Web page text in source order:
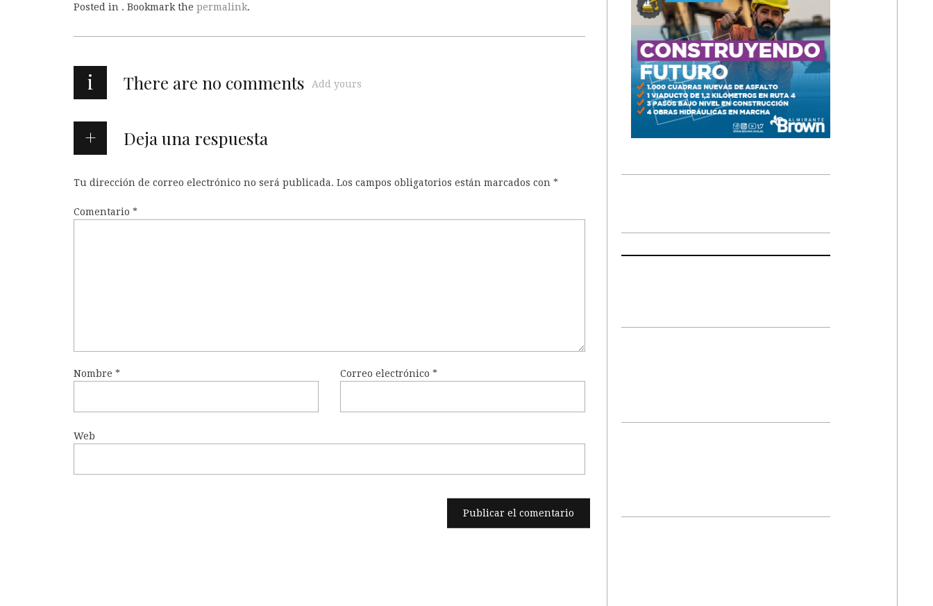
Posted in . Bookmark the permalink.
i There are no comments Add yours
Deja una respuesta
Tu dirección de correo electrónico no será publicada. Los campos obligatorios están marcados con *
Comentario *
Nombre * Correo electrónico*
Web